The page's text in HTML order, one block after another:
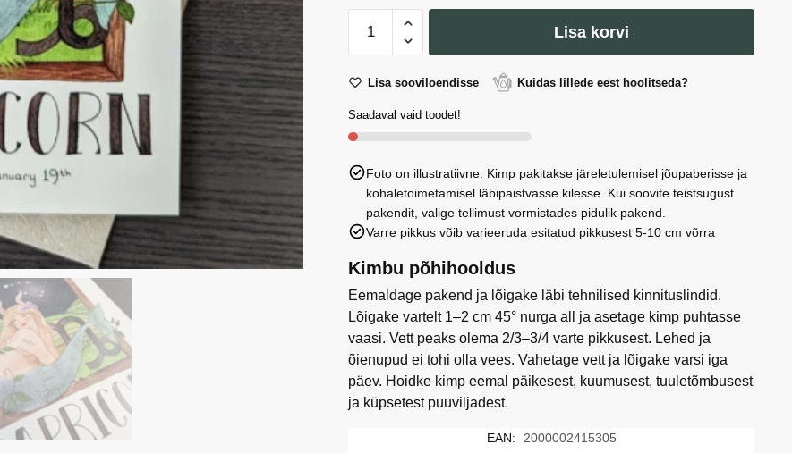
Horoskoobi
tervituskaart,
sünnipäevakaart,
Kaljukitse
kaart
Lisa korvi
Lisa sooviloendisse Kuidas lillede eest hoolitseda?
Saadaval vaid toodet!
Foto on illustratiivne. Kimp pakitakse järeletulemisel jõupaberisse ja
kohaletoimetamisel läbipaistvasse kilesse. Kui soovite teistsugust
pakendit, valige tellimust vormistades pidulik pakend.
Varre pikkus võib varieeruda esitatud pikkusest 5-10 cm võrra
Kimbu põhihooldus
Eemaldage pakend ja lõigake läbi tehnilised kinnituslindid.
Lõigake vartelt 1–2 cm 45° nurga all ja asetage kimp puhtasse
vaasi. Vett peaks olema 2/3–3/4 varte pikkusest. Lehed ja
õienupud ei tohi olla vees. Vahetage vett ja lõigake varsi iga
päev. Hoidke kimp eemal päikesest, kuumusest, tuuletõmbusest
ja küpsetest puuviljadest.
EAN:
2000002415305